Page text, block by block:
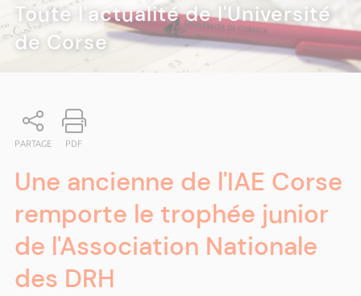
Toute l'actualité de l'Université
de Corse
PARTAGE PDF
Une ancienne de l'IAE Corse
remporte le trophée junior
de l'Association Nationale
des DRH